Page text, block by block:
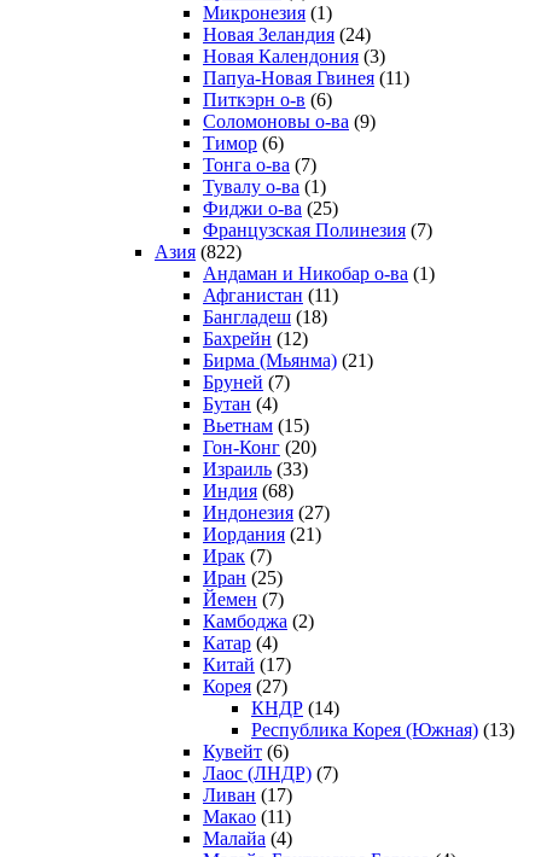
Микронезия (1)
Новая Зеландия (24)
Новая Календония (3)
Папуа-Новая Гвинея (11)
Питкэрн о-в (6)
Соломоновы о-ва (9)
Тимор (6)
Тонга о-ва (7)
Тувалу о-ва (1)
Фиджи о-ва (25)
Французская Полинезия (7)
Азия (822)
Андаман и Никобар о-ва (1)
Афганистан (11)
Бангладеш (18)
Бахрейн (12)
Бирма (Мьянма) (21)
Бруней (7)
Бутан (4)
Вьетнам (15)
Гон-Конг (20)
Израиль (33)
Индия (68)
Индонезия (27)
Иордания (21)
Ирак (7)
Иран (25)
Йемен (7)
Камбоджа (2)
Катар (4)
Китай (17)
Корея (27)
КНДР (14)
Республика Корея (Южная) (13)
Кувейт (6)
Лаос (ЛНДР) (7)
Ливан (17)
Макао (11)
Малайа (4)